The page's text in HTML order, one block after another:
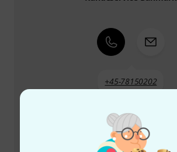
+45-78150202
spørgsmål eller problemer efter dit køb.
Hav dit kundenummer parat